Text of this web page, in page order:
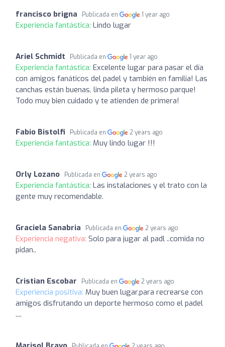
francisco brigna Publicada en 1 year ago
Experiencia fantástica: Lindo lugar
Ariel Schmidt Publicada en 1 year ago
Experiencia fantástica: Excelente lugar para pasar el día
con amigos fanáticos del padel y también en familia! Las
canchas están buenas, linda pileta y hermoso parque!
Todo muy bien cuidado y te atienden de primera!
Fabio Bistolfi Publicada en 2 years ago
Experiencia fantástica: Muy lindo lugar !!!
Orly Lozano Publicada en 2 years ago
Experiencia fantástica: Las instalaciones y el trato con la
gente muy recomendable.
Graciela Sanabria Publicada en 2 years ago
Experiencia negativa: Solo para jugar al padl ..comida no
pidan..
Cristian Escobar Publicada en 2 years ago
Experiencia positiva: Muy buen lugar,para recrearse con
amigos disfrutando un deporte hermoso como el padel
....